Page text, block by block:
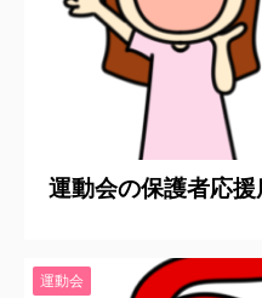
運動会の保護者応
運動会